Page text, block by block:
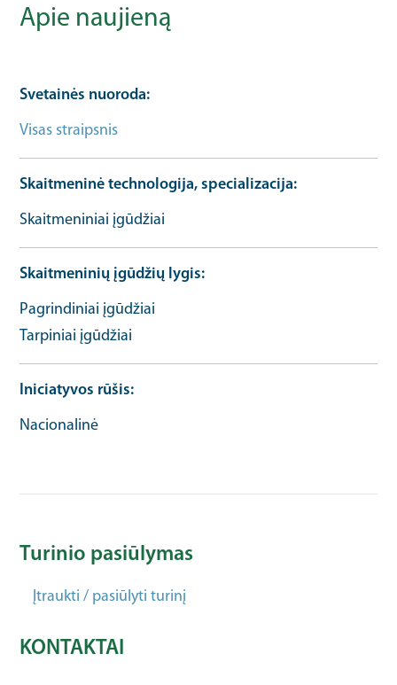
Apie naujieną
Svetainės nuoroda
Visas straipsnis
Skaitmeninė technologija, specializacija
Skaitmeniniai įgūdžiai
Skaitmeninių įgūdžių lygis
Pagrindiniai įgūdžiai
Tarpiniai įgūdžiai
Iniciatyvos rūšis
Nacionalinė
Turinio pasiūlymas
Įtraukti / pasiūlyti turinį
KONTAKTAI